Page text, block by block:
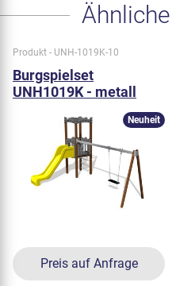
Ähnliche
Produkt - UNH-1019K-10
Burgspielset
UNH1019K - metall
Preis auf Anfrage
Neuheit